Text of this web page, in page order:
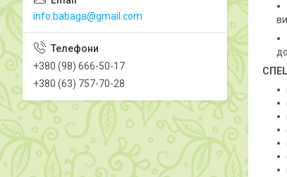
info.babaga@gmail.com
+380 (98) 666-50-17
+380 (63) 757-70-28